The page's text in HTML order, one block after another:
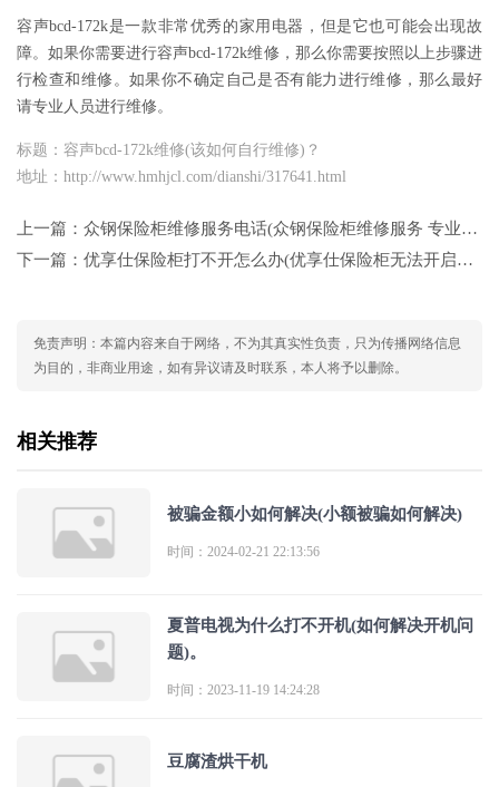
容声bcd-172k是一款非常优秀的家用电器，但是它也可能会出现故
障。如果你需要进行容声bcd-172k维修，那么你需要按照以上步骤进
行检查和维修。如果你不确定自己是否有能力进行维修，那么最好
请专业人员进行维修。
标题：容声bcd-172k维修(该如何自行维修)？
地址：http://www.hmhjcl.com/dianshi/317641.html
上一篇： 众钢保险柜维修服务电话(众钢保险柜维修服务 专业电话服务)
下一篇： 优享仕保险柜打不开怎么办(优享仕保险柜无法开启的解决方法)
免责声明：本篇内容来自于网络，不为其真实性负责，只为传播网络信息
为目的，非商业用途，如有异议请及时联系，本人将予以删除。
相关推荐
被骗金额小如何解决(小额被骗如何解决)
时间：2024-02-21 22:13:56
夏普电视为什么打不开机(如何解决开机问
题)。
时间：2023-11-19 14:24:28
豆腐渣烘干机